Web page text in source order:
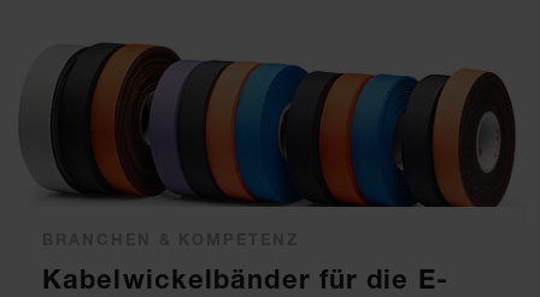
Kabelwickelbänder für die E-